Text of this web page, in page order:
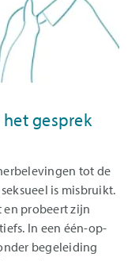
het gesprek
tot de
is misbruikt.
probeert zijn
In een één-op-
begeleiding